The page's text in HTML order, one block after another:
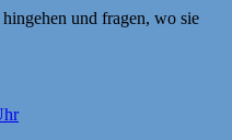
und fragen, wo sie